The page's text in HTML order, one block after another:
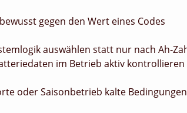
gegen den Wert eines Codes
auswählen statt nur nach
im Betrieb aktiv kontrollieren
oder Saisonbetrieb kalte Bedingungen